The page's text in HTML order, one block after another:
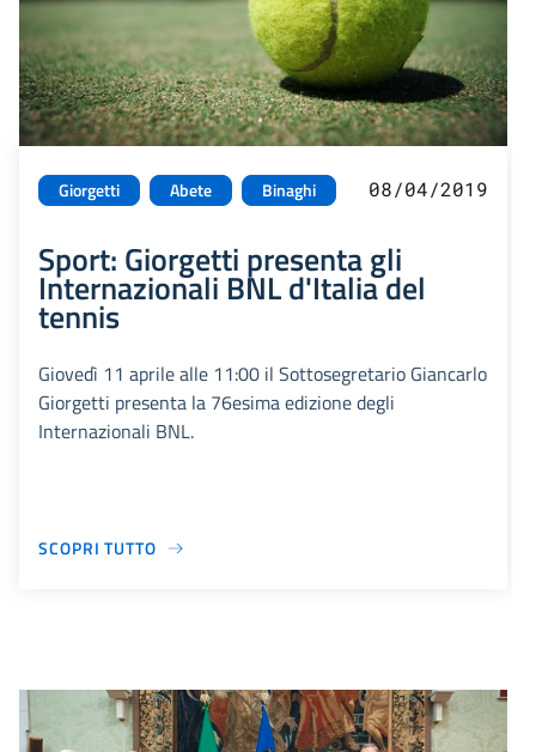
Giorgetti Abete Binaghi 08/04/2019
Sport: Giorgetti presenta gli
Internazionali BNL d'Italia del
tennis
Giovedì 11 aprile alle 11:00 il Sottosegretario Giancarlo
Giorgetti presenta la 76esima edizione degli
Internazionali BNL.
SCOPRI TUTTO